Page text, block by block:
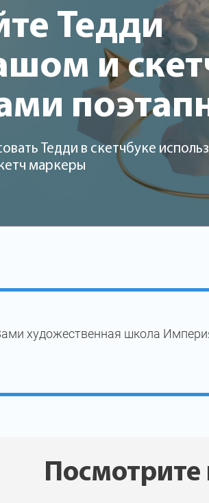
Тедди
и
Тедди в скетчбуке
маркеры
художественная школа